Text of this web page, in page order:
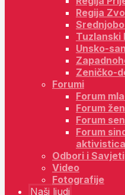
Regija
Tuzlanski
Unsko-
Zeničko-
Forumi
Forum
Forum
Forum
Forum
aktivistica
Odbori i Savjeti
Video
Fotografije
Naši ljudi